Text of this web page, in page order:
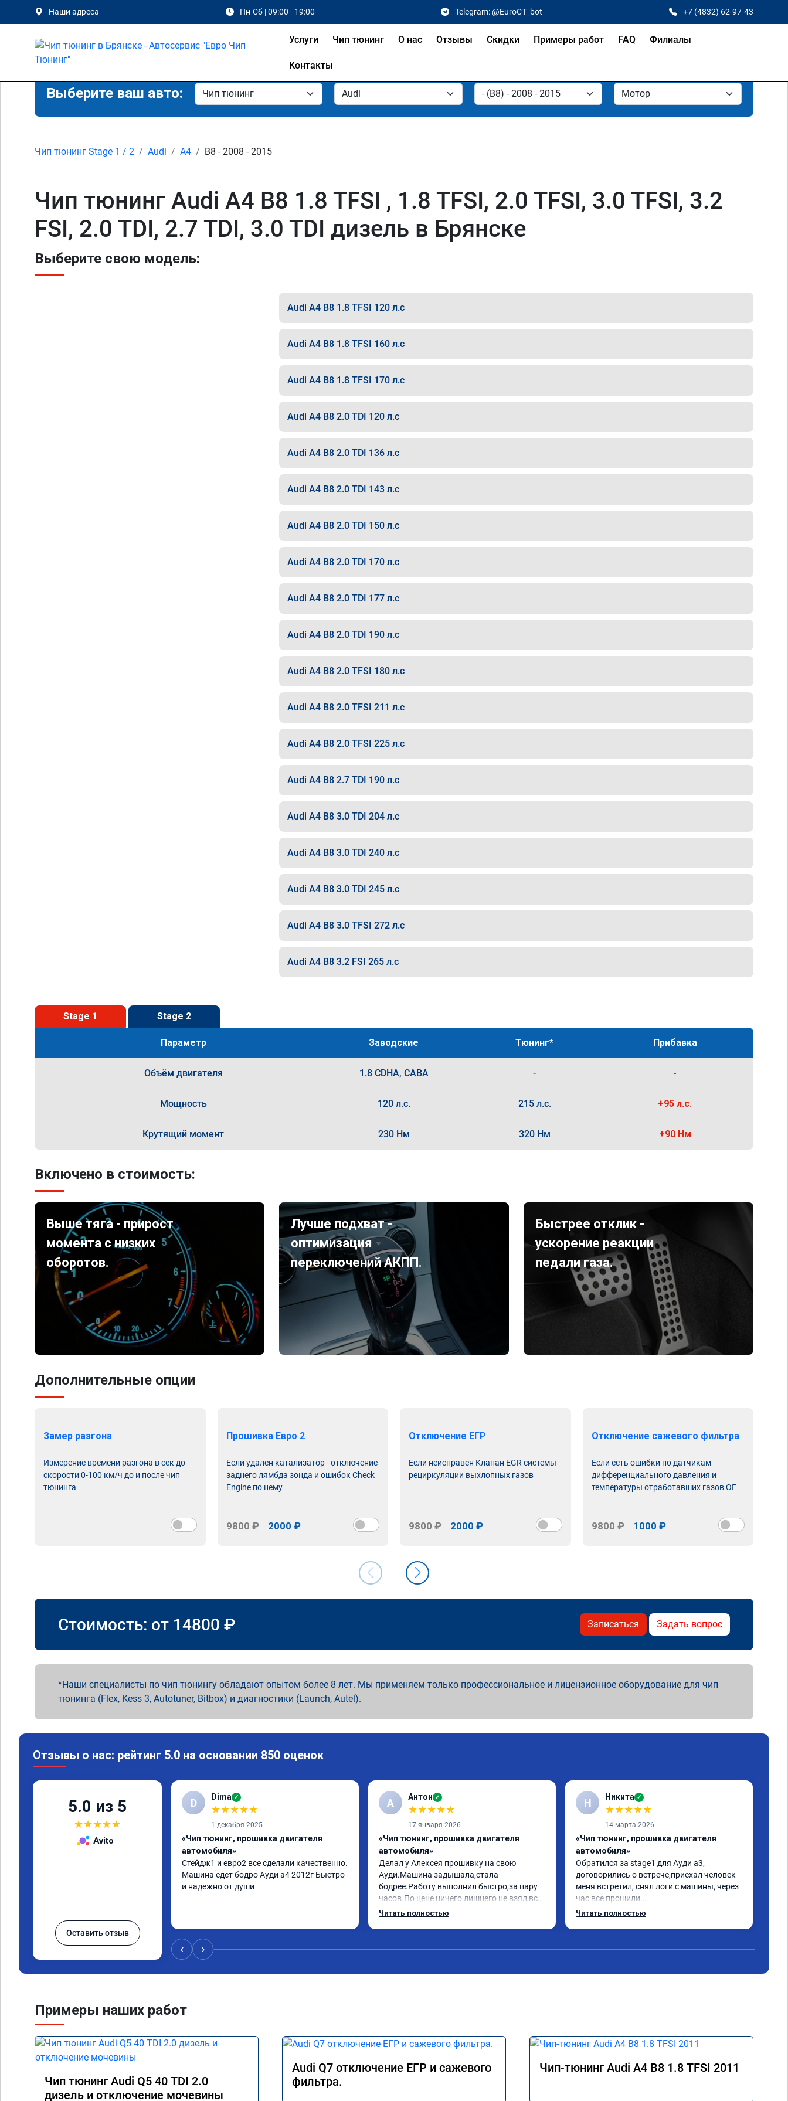
Наши адреса Пн-Сб | 09:00 - 19:00 Telegram: @EuroCT_bot +7 (4832) 62-97-43
Услуги Чип тюнинг О нас Отзывы Скидки Примеры работ FAQ Филиалы
Контакты
Выберите ваш авто:
Чип тюнинг Stage 1 / 2 Audi A4 B8 - 2008 - 2015
Чип тюнинг Audi A4 B8 1.8 TFSI , 1.8 TFSI, 2.0 TFSI, 3.0 TFSI, 3.2
FSI, 2.0 TDI, 2.7 TDI, 3.0 TDI дизель в Брянске
Выберите свою модель:
Audi A4 B8 1.8 TFSI 120 л.с
Audi A4 B8 1.8 TFSI 160 л.с
Audi A4 B8 1.8 TFSI 170 л.с
Audi A4 B8 2.0 TDI 120 л.с
Audi A4 B8 2.0 TDI 136 л.с
Audi A4 B8 2.0 TDI 143 л.с
Audi A4 B8 2.0 TDI 150 л.с
Audi A4 B8 2.0 TDI 170 л.с
Audi A4 B8 2.0 TDI 177 л.с
Audi A4 B8 2.0 TDI 190 л.с
Audi A4 B8 2.0 TFSI 180 л.с
Audi A4 B8 2.0 TFSI 211 л.с
Audi A4 B8 2.0 TFSI 225 л.с
Audi A4 B8 2.7 TDI 190 л.с
Audi A4 B8 3.0 TDI 204 л.с
Audi A4 B8 3.0 TDI 240 л.с
Audi A4 B8 3.0 TDI 245 л.с
Audi A4 B8 3.0 TFSI 272 л.с
Audi A4 B8 3.2 FSI 265 л.с
Stage 1 Stage 2
Параметр Заводские Тюнинг* Прибавка
Объём двигателя 1.8 CDHA, CABA - -
Мощность 120 л.с. 215 л.с. +95 л.с.
Крутящий момент 230 Нм 320 Нм +90 Нм
Включено в стоимость:
Выше тяга - прирост
момента с низких
оборотов.
Лучше подхват -
оптимизация
переключений АКПП.
Быстрее отклик -
ускорение реакции
педали газа.
Дополнительные опции
Замер разгона
Измерение времени разгона в сек до
скорости 0-100 км/ч до и после чип
тюнинга
Прошивка Евро 2
Если удален катализатор - отключение
заднего лямбда зонда и ошибок Check
Engine по нему
9800 ₽ 2000 ₽
Отключение ЕГР
Если неисправен Клапан EGR системы
рециркуляции выхлопных газов
9800 ₽ 2000 ₽
Отключение сажевого фильтра
Если есть ошибки по датчикам
дифференциального давления и
температуры отработавших газов ОГ
9800 ₽ 1000 ₽
Стоимость: от 14800 ₽ Записаться Задать вопрос
Наши специалисты по чип тюнингу обладают опытом более 8 лет. Мы применяем только профессиональное и лицензионное оборудование для чип
тюнинга (Flex, Kess 3, Autotuner, Bitbox) и диагностики (Launch, Autel).
Отзывы о нас: рейтинг 5.0 на основании 850 оценок
5.0 из 5
★★★★★
Avito
Оставить отзыв
D Dima ✓
★★★★★
1 декабря 2025
«Чип тюнинг, прошивка двигателя
автомобиля»
Стейдж1 и евро2 все сделали качественно.
Машина едет бодро Ауди а4 2012г Быстро
и надежно от души
А Антон ✓
★★★★★
17 января 2026
«Чип тюнинг, прошивка двигателя
автомобиля»
Делал у Алексея прошивку на свою
Ауди.Машина задышала,стала
бодрее.Работу выполнил быстро,за пару
часов.По цене ничего лишнего не взял,всё
как договаривались заранее.После
Читать полностью
Н Никита ✓
★★★★★
14 марта 2026
«Чип тюнинг, прошивка двигателя
автомобиля»
Обратился за stage1 для Ауди а3,
договорились о встрече,приехал человек
меня встретил, снял логи с машины, через
час все прошили.
Арман спасибо тебе огромное, машинка по
Читать полностью
‹ ›
Примеры наших работ
Чип тюнинг Audi Q5 40 TDI 2.0
дизель и отключение мочевины
Audi Q7 отключение ЕГР и сажевого
фильтра.
Чип-тюнинг Audi A4 B8 1.8 TFSI 2011